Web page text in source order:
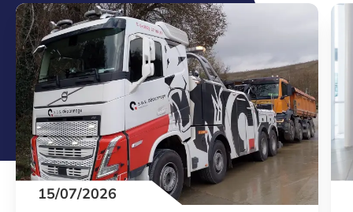
15/07/2026